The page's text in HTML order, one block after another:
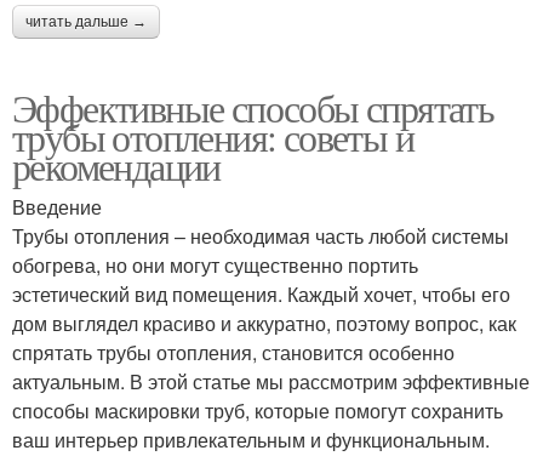
читать дальше →
Эффективные способы спрятать
трубы отопления: советы и
рекомендации
Введение
Трубы отопления – необходимая часть любой системы
обогрева, но они могут существенно портить
эстетический вид помещения. Каждый хочет, чтобы его
дом выглядел красиво и аккуратно, поэтому вопрос, как
спрятать трубы отопления, становится особенно
актуальным. В этой статье мы рассмотрим эффективные
способы маскировки труб, которые помогут сохранить
ваш интерьер привлекательным и функциональным.